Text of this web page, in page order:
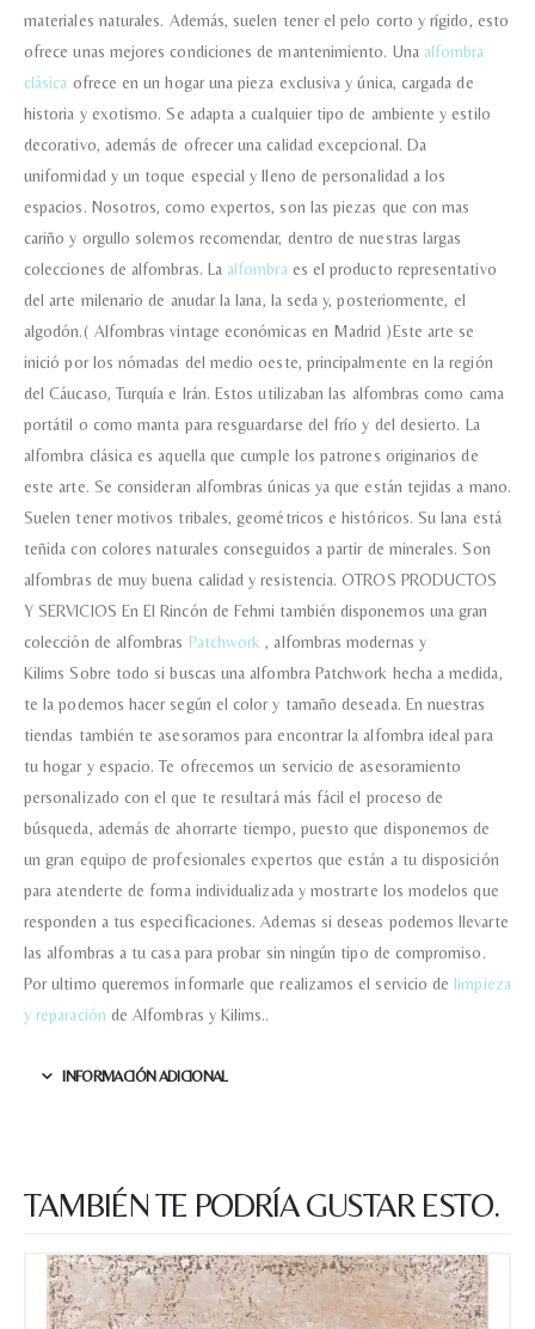
materiales naturales. Además, suelen tener el pelo corto y rígido, esto
ofrece unas mejores condiciones de mantenimiento. Una alfombra
clásica ofrece en un hogar una pieza exclusiva y única, cargada de
historia y exotismo. Se adapta a cualquier tipo de ambiente y estilo
decorativo, además de ofrecer una calidad excepcional. Da
uniformidad y un toque especial y lleno de personalidad a los
espacios. Nosotros, como expertos, son las piezas que con mas
cariño y orgullo solemos recomendar, dentro de nuestras largas
colecciones de alfombras. La alfombra es el producto representativo
del arte milenario de anudar la lana, la seda y, posteriormente, el
algodón.( Alfombras vintage económicas en Madrid )Este arte se
inició por los nómadas del medio oeste, principalmente en la región
del Cáucaso, Turquía e Irán. Estos utilizaban las alfombras como cama
portátil o como manta para resguardarse del frío y del desierto. La
alfombra clásica es aquella que cumple los patrones originarios de
este arte. Se consideran alfombras únicas ya que están tejidas a mano.
Suelen tener motivos tribales, geométricos e históricos. Su lana está
teñida con colores naturales conseguidos a partir de minerales. Son
alfombras de muy buena calidad y resistencia. OTROS PRODUCTOS
Y SERVICIOS En El Rincón de Fehmi también disponemos una gran
colección de alfombras Patchwork , alfombras modernas y
Kilims Sobre todo si buscas una alfombra Patchwork hecha a medida,
te la podemos hacer según el color y tamaño deseada. En nuestras
tiendas también te asesoramos para encontrar la alfombra ideal para
tu hogar y espacio. Te ofrecemos un servicio de asesoramiento
personalizado con el que te resultará más fácil el proceso de
búsqueda, además de ahorrarte tiempo, puesto que disponemos de
un gran equipo de profesionales expertos que están a tu disposición
para atenderte de forma individualizada y mostrarte los modelos que
responden a tus especificaciones. Ademas si deseas podemos llevarte
las alfombras a tu casa para probar sin ningún tipo de compromiso.
Por ultimo queremos informarle que realizamos el servicio de limpieza
y reparación de Alfombras y Kilims..
INFORMACIÓN ADICIONAL
TAMBIÉN TE PODRÍA GUSTAR ESTO.
Correo electronico
Nombre y Referencia del producto *
Acuerdo RGPD*
Doy mi consentimiento para que
esta web almacene la
información que envío para que
puedan responder a mi petición.